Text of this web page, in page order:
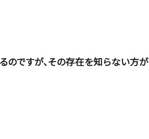
ですが、その存在を知らない方が